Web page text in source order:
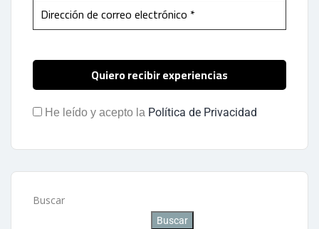
He leído y acepto la Política de Privacidad
Buscar
Buscar